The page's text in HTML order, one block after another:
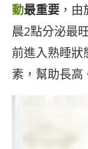
動最重要 ，
晨2點分泌最
前進入熟睡
素，幫助長高